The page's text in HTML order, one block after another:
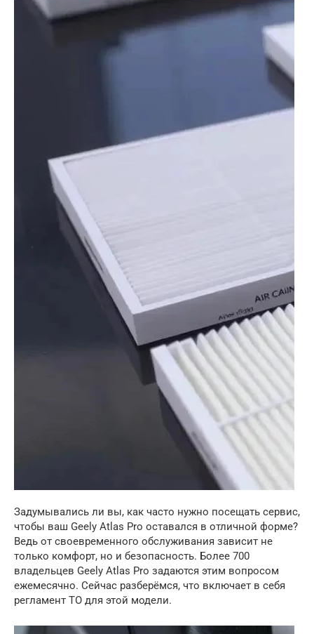
Задумывались ли вы, как часто нужно посещать сервис,
чтобы ваш Geely Atlas Pro оставался в отличной форме?
Ведь от своевременного обслуживания зависит не
только комфорт, но и безопасность. Более 700
владельцев Geely Atlas Pro задаются этим вопросом
ежемесячно. Сейчас разберёмся, что включает в себя
регламент ТО для этой модели.